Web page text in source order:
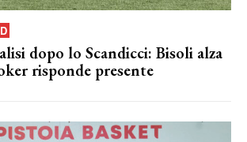
dopo lo Scandicci: Bisoli alza
risponde presente